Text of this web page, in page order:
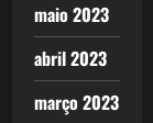
maio 2023
abril 2023
março 2023